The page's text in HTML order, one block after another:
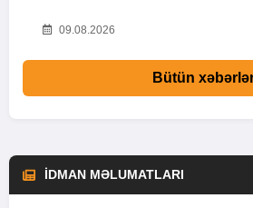
09.08.2026
Bütün
İDMAN MƏLUMATLARI